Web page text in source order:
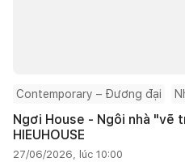
Contemporary – Đương đại
Ngơi House - Ngôi nhà
HIEUHOUSE
27/06/2026, lúc 10:00